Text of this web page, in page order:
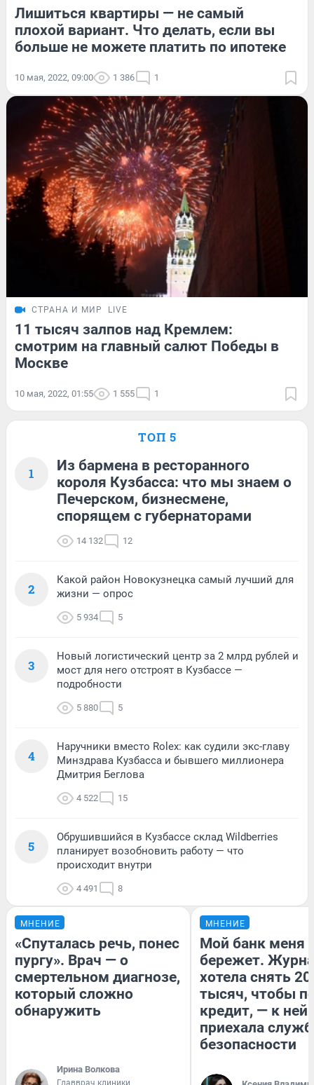
Лишиться квартиры — не самый
плохой вариант. Что делать, если вы
больше не можете платить по ипотеке
10 мая, 2022, 09:00 1 386 1
СТРАНА И МИР LIVE
11 тысяч залпов над Кремлем:
смотрим на главный салют Победы в
Москве
10 мая, 2022, 01:55 1 555 1
ТОП 5
1
Из бармена в ресторанного
короля Кузбасса: что мы знаем о
Печерском, бизнесмене,
спорящем с губернаторами
14 132 12
2
Какой район Новокузнецка самый лучший для
жизни — опрос
5 934 5
3
Новый логистический центр за 2 млрд рублей и
мост для него отстроят в Кузбассе —
подробности
5 880 5
4
Наручники вместо Rolex: как судили экс-главу
Минздрава Кузбасса и бывшего миллионера
Дмитрия Беглова
4 522 15
5
Обрушившийся в Кузбассе склад Wildberries
планирует возобновить работу — что
происходит внутри
4 491 8
МНЕНИЕ
«Спуталась речь, понес
пургу». Врач — о
смертельном диагнозе,
который сложно
обнаружить
Ирина Волкова
Главврач клиники
МНЕНИЕ
Мой банк меня
бережет.
хотела снять
тысяч, чтобы
кредит, — к
приехала
безопасности